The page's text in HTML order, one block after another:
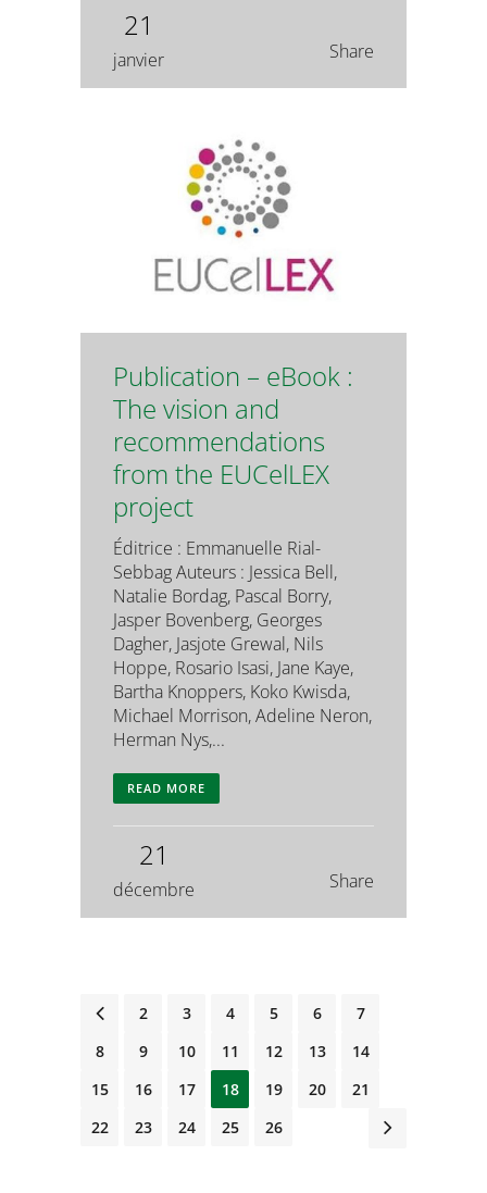
21
janvier Share
Publication – eBook :
The vision and
recommendations
from the EUCelLEX
project
Éditrice : Emmanuelle Rial-
Sebbag Auteurs : Jessica Bell,
Natalie Bordag, Pascal Borry,
Jasper Bovenberg, Georges
Dagher, Jasjote Grewal, Nils
Hoppe, Rosario Isasi, Jane Kaye,
Bartha Knoppers, Koko Kwisda,
Michael Morrison, Adeline Neron,
Herman Nys,...
READ MORE
21
décembre Share
1 2 3 4 5 6
7
8
9 10 11 12 13
14
15
16 17 18 19 20
21
22
23 24 25 26